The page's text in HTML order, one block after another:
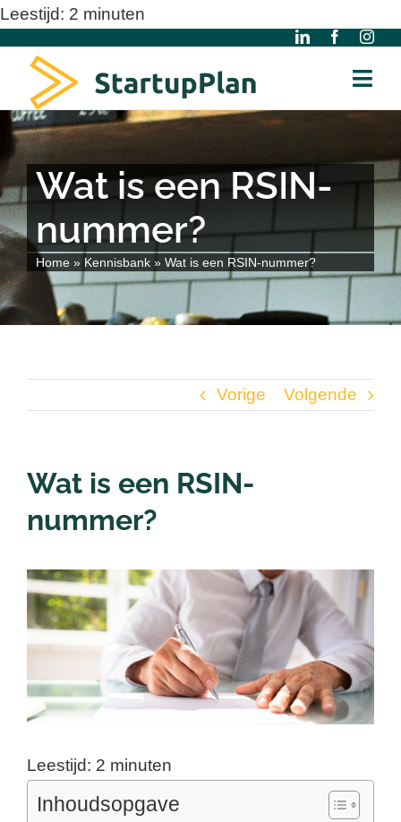
Ga
inhoud
Leestijd: 2 minuten
Over ons
Gratis Modellen
Kennisbank
Wat is een RSIN-
nummer?
Home » Kennisbank » Wat is een RSIN-nummer?
Vorige Volgende
Wat is een RSIN-
nummer?
Bekijk
grotere
afbeelding
Leestijd: 2 minuten
Inhoudsopgave